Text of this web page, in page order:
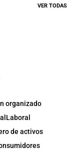
VER TODAS
organizado
Laboral
de activos